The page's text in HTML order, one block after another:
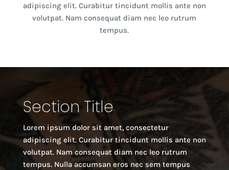
adipiscing elit. Curabitur tincidunt mollis ante non
volutpat. Nam consequat diam nec leo rutrum
tempus.
Section Title
Lorem ipsum dolor sit amet, consectetur
adipiscing elit. Curabitur tincidunt mollis ante non
volutpat. Nam consequat diam nec leo rutrum
tempus. Nulla accumsan eros nec sem tempus